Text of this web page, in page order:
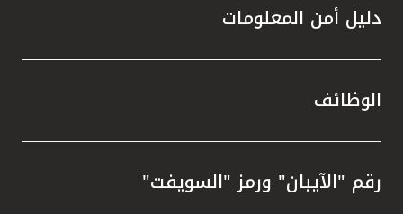
دليل أمن المعلومات
الوظائف
رقم "الآيبان" ورمز "السويفت"